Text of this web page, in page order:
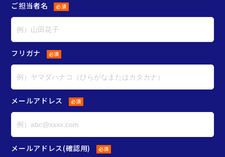
ご担当者名 必須
フリガナ 必須
メールアドレス 必須
メールアドレス(確認用) 必須